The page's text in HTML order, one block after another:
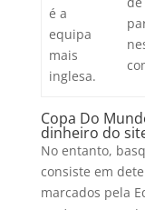
é a
equipa
mais
inglesa.
Copa Do
dinheiro do
No entanto,
consiste em
marcados pela